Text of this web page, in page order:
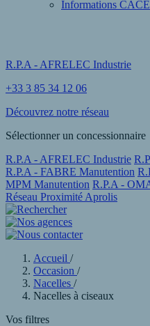
Informations
R.P.A - AFRELEC Industrie
+33 3 85 34 12 06
Découvrez notre réseau
Sélectionner un concessionnaire
R.P.A - AFRELEC Industrie
R.P.A - FABRE Manutention
MPM Manutention R.P.A -
Réseau Proximité Aprolis
Accueil /
Occasion /
Nacelles /
Nacelles à ciseaux
Vos filtres